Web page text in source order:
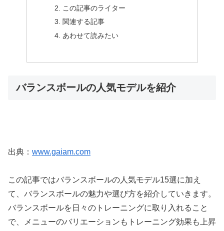
この記事のライター
関連する記事
あわせて読みたい
バランスボールの人気モデルを紹介
出典： www.gaiam.com
この記事ではバランスボールの人気モデル15選に加え
て、バランスボールの魅力や選び方を紹介していきます。
バランスボールを日々のトレーニングに取り入れること
で、メニューのバリエーションもトレーニング効果も上昇